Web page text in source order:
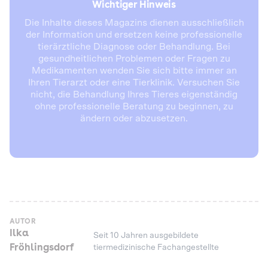
Wichtiger Hinweis
Die Inhalte dieses Magazins dienen ausschließlich
der Information und ersetzen keine professionelle
tierärztliche Diagnose oder Behandlung. Bei
gesundheitlichen Problemen oder Fragen zu
Medikamenten wenden Sie sich bitte immer an
Ihren Tierarzt oder eine Tierklinik. Versuchen Sie
nicht, die Behandlung Ihres Tieres eigenständig
ohne professionelle Beratung zu beginnen, zu
ändern oder abzusetzen.
AUTOR
Ilka
Fröhlingsdorf
Seit 10 Jahren ausgebildete
tiermedizinische Fachangestellte